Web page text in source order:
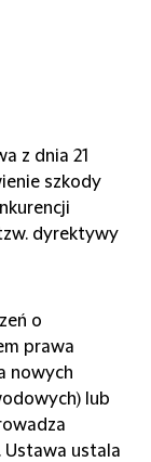
z dnia 21
szkody
dyrektywy
o
prawa
nowych
lub
Ustawa ustala